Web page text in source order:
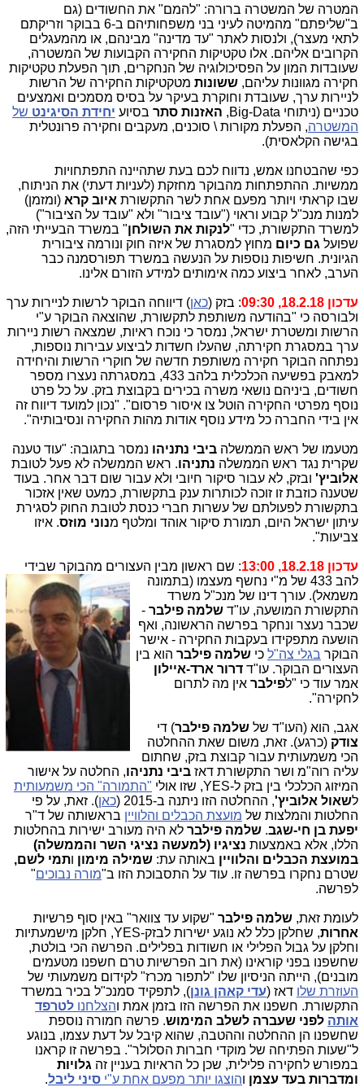
המטרה של המשטרה ברורה: "להמם" את החשודים (גם
ב"שליפתם" מהמיטה לעיני בני משפחותיהם ב-6 בבוקר וזריקתם
לתאי מעצר), ולנסות לאתר "עד מדינה" מבינהם, או מהמעגלים
הקרובים אליהם. אלו טקטיקות החקירה הקבועות של המשטרה,
שעובדות המון על הפסיכולוגיה של הנחקרים, תוך הפעלת טקטיקות
חקירה מגוונות עליהם, ששונות מטקטיקות החקירה של הרשות
לניירות ערך, שעובדת וחוקרת בעיקר על בסיס מסמכים ואמצעים
טכניים (ניתוחי Big-Data,
האזנות סתר בסיוע יחידת הסיגינט של
המשטרה, הפעלת מקורות \ סוכנים, מעקבים וחקירה פרונטלית
בגישה הקלאסית).
כפי שהבטחנו אמש, נדווח לכם בעת שתהיינה התפתחויות
ממשיות. ההתפתחות מהבוקר מחזקת (לעניות דעתי) את הניתוח,
שבו קראתי ויותר מפעם אחת לשר התקשורת איוב קרא (ומזמן)
למנות מנכ"ל קבוע וראוי ("עובד ציבור" ולא "עובד על הציבור")
למשרד התקשורת, כדי "לנקות את השולחן" במשרד הבעייתי הזה,
שפועל גם כיום מחוץ למסגרת של איזה חוק ונורמה ציבורית
הגיונית. חשיפות נוספות על הנעשה במשרד תפורסמנה כבר
הערב, לאחר ביצוע כמה אימותים למידע הזורם אלינו.
עדכון 18.2.18, 09:30 : בזק (כאן) דיווחה הבוקר לרשות לניירות ערך
ולבורסה כי "בהודעה משותפת לתקשורת, שהוצאה הבוקר ע"י
הרשות ומשטרת ישראל, נמסר כי נוכח ראיות, שמצאה רשות ניירות
ערך במסגרת חקירתה, שהעלו חשדות לביצוע עבירות נוספות,
נפתחה הבוקר חקירה משותפת חדשה של חוקרי הרשות והיחידה
למאבק בפשיעה הכלכלית בלהב 433, במסגרתה נעצרו מספר
חשודים, ביניהם נושאי משרה בכירים בקבוצת בזק. על כל פרט
נוסף מפרטי החקירה הוטל צו איסור פרסום". "נכון למועד דיווח זה
אין בידי החברה כל מידע נוסף אודות מהות החקירה ונסיבותיה".
מטעמו של ראש הממשלה ביבי נתניהו נמסר בתגובה: "עוד טענה
שקרית נגד ראש הממשלה נתניהו. ראש הממשלה לא פעל לטובת
אלוביץ' ובזק, לא עבור סיקור חיובי ולא עבור שום דבר אחר. בעוד
שטענה כוזבת זו זוכה לכותרות ענק בתקשורת, כמעט שאין אזכור
בתקשורת לפעולתם של עשרות חברי כנסת לטובת החוק לסגירת
עיתון ישראל היום, תמורת סיקור אוהד ומלטף מנוני מוזס. איזו
צביעות".
עדכון 18.2.18, 13:00
: שם ראשון מבין העצורים מהבוקר שבידי
להב 433 של מ"י נחשף מע
צמו (בתמונה
משמאל). עורך דינו של מנכ"ל משרד
התקשורת המושעה, עו"ד שלמה פילבר -
שכבר נעצר ונחקר בפרשה הראשונה, ואף
הושעה מתפקידו בעקבות החקירה - אישר
הבוקר בגלי צה"ל כי שלמה פילבר הוא בין
העצורים הבוקר. עו"ד דרור ארד-איילון
אמר עוד כי "לפילבר אין מה לתרום
לחקירה".
אגב, הוא (העו"ד של שלמה פילבר) די
צודק (כרגע). זאת, משום שאת ההחלטה
הכי משמעותית עבור קבוצת בזק, שחתום
עליה רוה"מ ושר התקשורת דאז ביבי נתניהו, החלטה על אישור
המיזוג הכלכלי בין בזק ל-YES, שזו אולי
"התמורה" הכי משמעותית
לשאול אלוביץ', ההחלטה הזו ניתנה ב-2015 ( כאן). זאת, על פי
החלטות והמלצות של מועצת הכבלים והלוויין בראשותה של ד"ר
יפעת בן חי-שגב. שלמה פילבר לא היה מעורב ישירות בהחלטות
הללו, אלא באמצעות נציגיו (למעשה נציגי השר והממשלה)
במועצת הכבלים והלוויין באותה עת: שמילה מימון ותמי לשם,
שטרם נחקרו בפרשה זו. עוד על התסבוכת הזו ב"מורה נבוכים"
לפרשה.
לעומת זאת, שלמה פילבר "שקוע עד צוואר" באין סוף פרשיות
אחרות
, שחלקן כלל לא נוגע ישירות לבזק-YES, חלקן מישמעתיות
וחלקן על גבול הפלילי או חשודות בפלילים. הפרשה הכי בולטת,
שחשפנו בפני קוראינו (את רוב הפרשיות טרם חשפנו מטעמים
מובנים), הייתה הניסיון שלו "לתפור מכרז" לקידום משמעותי של
העוזרת שלו דאז (עדי קאהן גונן), לתפקיד סמנכ"ל בכיר במשרד
התקשורת. חשפנו את הפרשה הזו בזמן אמת והצלחנו לטרפד
אותה לפני שעברה לשלב המימוש. פרשה חמורה נוספת
שחשפנו הן ההחלטה וההטבה, שהוא קיבל על דעת עצמו, בנוגע
ל"שעות הפתיחה של מוקדי חברות הסלולר". בפרשה זו קראנו
במפורש לחקירה פלילית, שכן כל הראיות בעניין זה גלויות
ומדברות בעד עצמן והוצגו יותר מפעם אחת ע"י סיני ליבל.